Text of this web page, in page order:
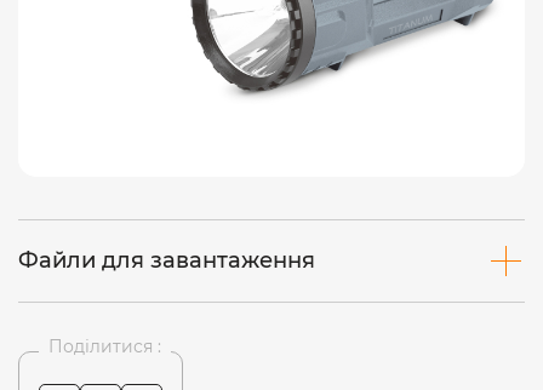
Файли для завантаження
Поділитися :